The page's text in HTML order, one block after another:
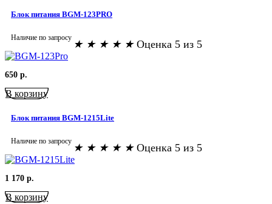
Блок питания BGM-123PRO
Наличие по запросу
★ ★ ★ ★ ★ Оценка 5 из 5
650 р.
В корзину
Блок питания BGM-1215Lite
Наличие по запросу
★ ★ ★ ★ ★ Оценка 5 из 5
1 170 р.
В корзину